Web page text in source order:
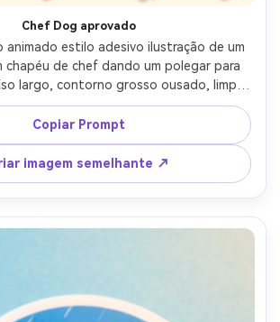
Chef Dog aprovado
animado estilo adesivo ilustração de um
chapéu de chef dando um polegar para
largo, contorno grosso ousado, limpo
borda, fundo cremoso com tema de
ícones minúsculos, destaque brilhante
reação adesivo vibe, lente de
de campo rasa- -ar 4:5
Copiar Prompt
imagem semelhante ↗